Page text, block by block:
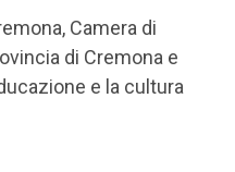
Camera di
di Cremona e
e la cultura